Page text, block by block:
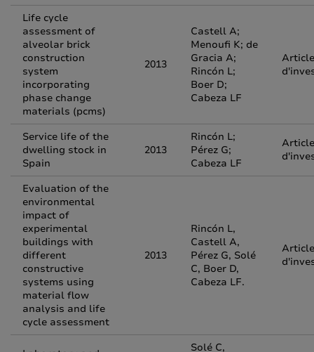
Life cycle
assessment of
alveolar brick
construction
system
incorporating
phase change
materials (pcms)
2013
Castell A;
Menoufi K; de
Gracia A;
Rincón L;
Boer D;
Cabeza LF
Article
Service life of the
dwelling stock in
Spain
2013
Rincón L;
Pérez G;
Cabeza LF
Article
Evaluation of the
environmental
impact of
experimental
buildings with
different
constructive
systems using
material flow
analysis and life
cycle assessment
2013
Rincón L,
Castell A,
Pérez G, Solé
C, Boer D,
Cabeza LF.
Article
Solé C,